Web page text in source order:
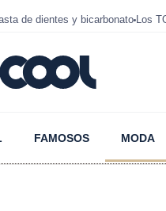
de dientes y bicarbonato Los
FAMOSOS MODA